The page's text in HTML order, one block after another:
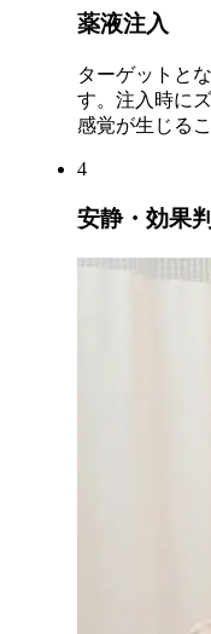
薬液注入
ターゲットと
す。注入時に
感覚が生じる
4
安静・効果